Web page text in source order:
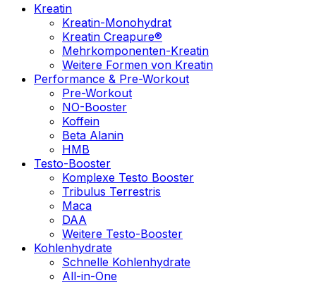
Kreatin
Kreatin-Monohydrat
Kreatin Creapure®
Mehrkomponenten-Kreatin
Weitere Formen von Kreatin
Performance & Pre-Workout
Pre-Workout
NO-Booster
Koffein
Beta Alanin
HMB
Testo-Booster
Komplexe Testo Booster
Tribulus Terrestris
Maca
DAA
Weitere Testo-Booster
Kohlenhydrate
Schnelle Kohlenhydrate
All-in-One